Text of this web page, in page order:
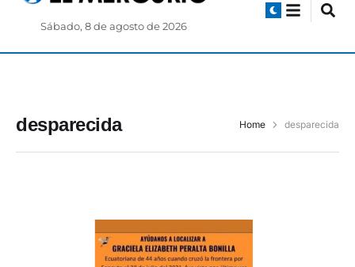
Sábado, 8 de agosto de 2026
desparecida Home desparecida